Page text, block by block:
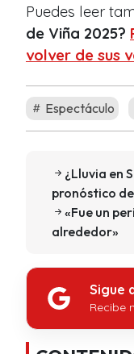
Puedes leer
de Viña 2025?
volver de sus
Espectáculo
¿Lluvia en
pronóstico
«Fue un
alrededor»
Sigue
Recibe